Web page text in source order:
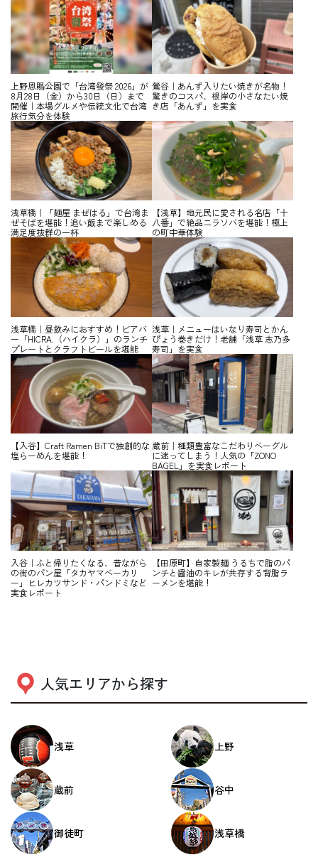
上野恩賜公園で「台湾發祭 2026」が
8月28日（金）から30日（日）まで
開催｜本場グルメや伝統文化で台湾
旅行気分を体験
鶯谷｜あんず入りたい焼きが名物！
驚きのコスパ、根岸の小さなたい焼
き店「あんず」を実食
浅草橋｜「麺屋 まぜはる」で台湾ま
ぜそばを堪能！追い飯まで楽しめる
満足度抜群の一杯
【浅草】地元民に愛される名店「十
八番」で絶品ニラソバを堪能！極上
の町中華体験
浅草橋｜昼飲みにおすすめ！ビアバ
ー「HICRA.（ハイクラ）」のランチ
プレートとクラフトビールを堪能
浅草｜メニューはいなり寿司とかん
ぴょう巻きだけ！老舗「浅草 志乃多
寿司」を実食
【入谷】Craft Ramen BiTで独創的な
塩らーめんを堪能！
蔵前｜種類豊富なこだわりベーグル
に迷ってしまう！人気の「ZONO
BAGEL」を実食レポート
入谷｜ふと帰りたくなる、昔ながら
の街のパン屋「タカヤマベーカリ
ー」ヒレカツサンド・パンドミなど
実食レポート
【田原町】自家製麺 うるちで脂のパ
ンチと醤油のキレが共存する背脂ラ
ーメンを堪能！
人気エリアから探す
浅草 上野
蔵前 谷中
御徒町 浅草橋